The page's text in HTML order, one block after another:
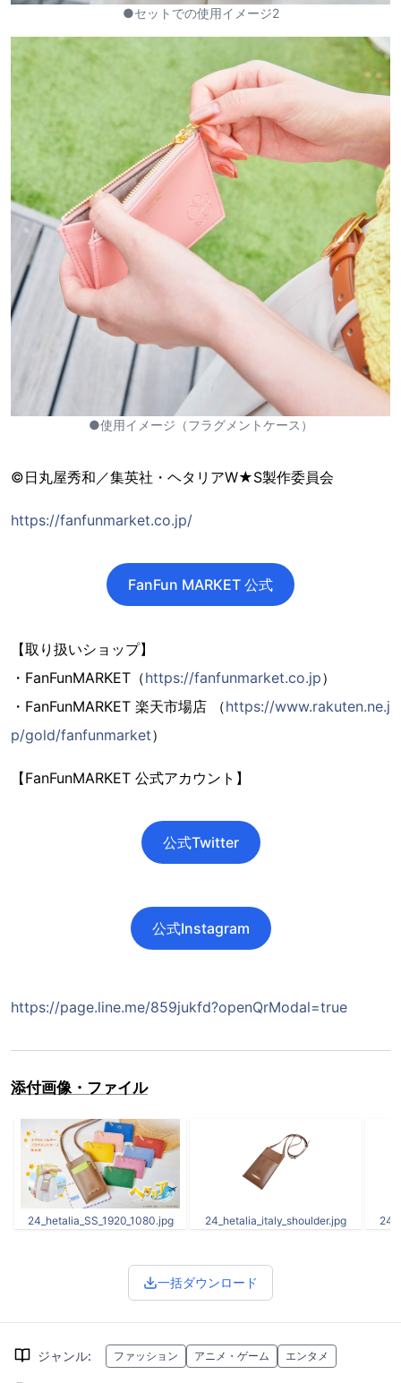
●セットでの使用イメージ2
●使用イメージ（フラグメントケース）
©日丸屋秀和／集英社・ヘタリアW★S製作委員会
https://fanfunmarket.co.jp/
FanFun MARKET 公式
【取り扱いショップ】
・FanFunMARKET（https://fanfunmarket.co.jp）
・FanFunMARKET 楽天市場店 （https://www.rakuten.ne.j
p/gold/fanfunmarket）
【FanFunMARKET 公式アカウント】
公式Twitter
公式Instagram
https://page.line.me/859jukfd?openQrModal=true
添付画像・ファイル
24_hetalia_SS_1920_1080.jpg 24_hetalia_italy_shoulder.jpg
一括ダウンロード
ジャンル: ファッション アニメ・ゲーム エンタメ